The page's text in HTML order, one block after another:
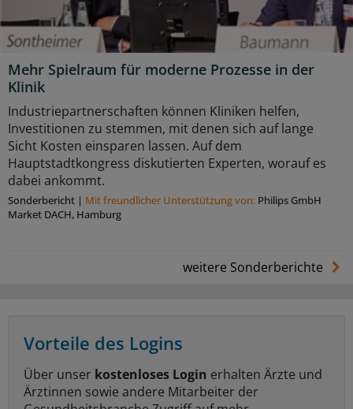
Mehr Spielraum für moderne Prozesse in der
Klinik
Industriepartnerschaften können Kliniken helfen,
Investitionen zu stemmen, mit denen sich auf lange
Sicht Kosten einsparen lassen. Auf dem
Hauptstadtkongress diskutierten Experten, worauf es
dabei ankommt.
Sonderbericht | Mit freundlicher Unterstützung von: Philips GmbH
Market DACH, Hamburg
weitere Sonderberichte
Vorteile des Logins
Über unser kostenloses Login erhalten Ärzte und
Ärztinnen sowie andere Mitarbeiter der